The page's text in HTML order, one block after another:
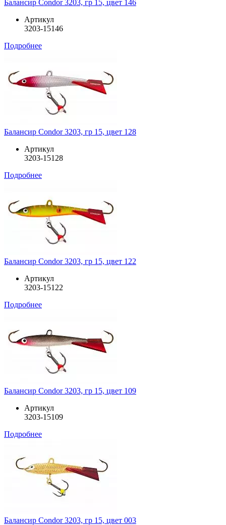
Балансир Condor 3203, гр 15, цвет 146
Артикул
3203-15146
Подробнее
Балансир Condor 3203, гр 15, цвет 128
Артикул
3203-15128
Подробнее
Балансир Condor 3203, гр 15, цвет 122
Артикул
3203-15122
Подробнее
Балансир Condor 3203, гр 15, цвет 109
Артикул
3203-15109
Подробнее
Балансир Condor 3203, гр 15, цвет 003